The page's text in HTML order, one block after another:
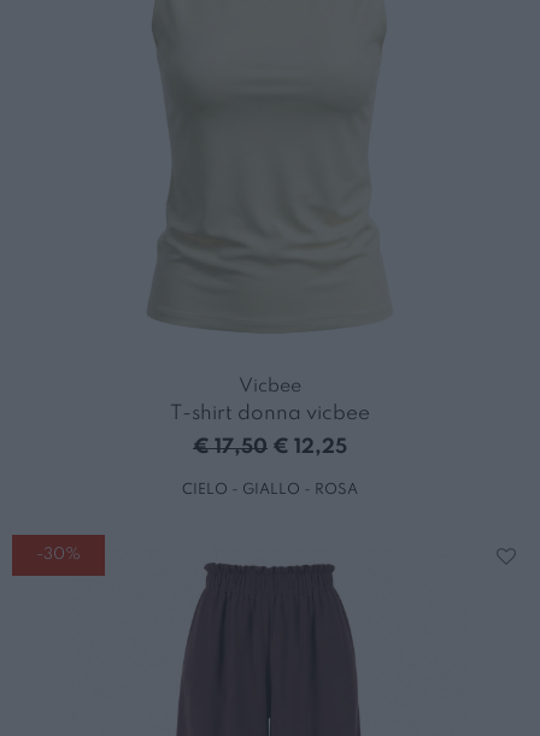
Vicbee
T-shirt donna vicbee
€ 17,50 € 12,25
CIELO - GIALLO - ROSA
-30%